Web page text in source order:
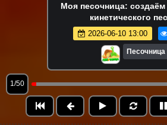
Моя песочница:
кинетического
2026-06-10 13:00
Песочница
1/50